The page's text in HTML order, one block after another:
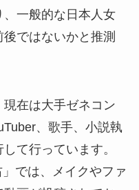
、一般的な日本人女
ではないかと推測
在は大手ゼネコン
、歌手、小説執
て行っています。
では、メイクやファ